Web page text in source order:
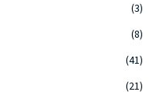
(3)
(8)
(41)
(21)